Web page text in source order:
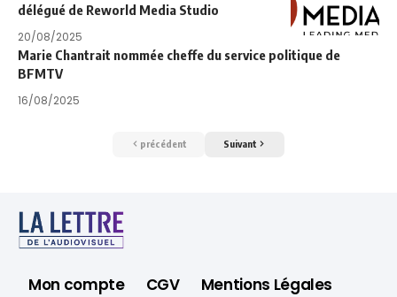
délégué de Reworld Media Studio
20/08/2025
Marie Chantrait nommée cheffe du service politique de
BFMTV
16/08/2025
précédent Suivant
Mon compte CGV
Mentions Légales